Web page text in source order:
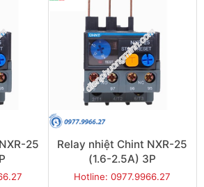
25
Relay nhiệt Chint NXR-25
(1.6-2.5A) 3P
Hotline: 0977.9966.27